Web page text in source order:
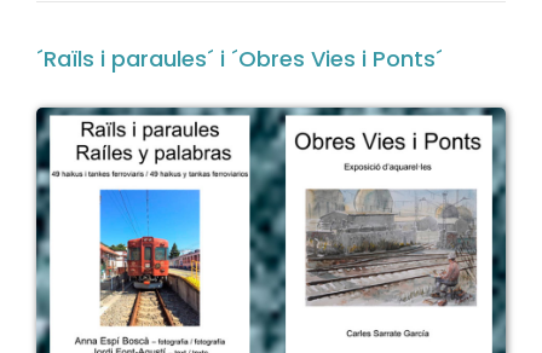
´Raïls i paraules´ i ´Obres Vies i Ponts´